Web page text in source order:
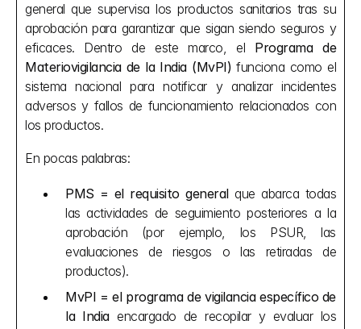
general que supervisa los productos sanitarios tras su
aprobación para garantizar que sigan siendo seguros y
eficaces. Dentro de este marco, el Programa de
Materiovigilancia de la India (MvPI) funciona como el
sistema nacional para notificar y analizar incidentes
adversos y fallos de funcionamiento relacionados con
los productos.
En pocas palabras:
PMS = el requisito general que abarca todas
las actividades de seguimiento posteriores a la
aprobación (por ejemplo, los PSUR, las
evaluaciones de riesgos o las retiradas de
productos).
MvPI = el programa de vigilancia específico de
la India encargado de recopilar y evaluar los